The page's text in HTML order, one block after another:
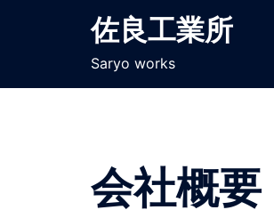
佐良工業所
Saryo works
会社概要